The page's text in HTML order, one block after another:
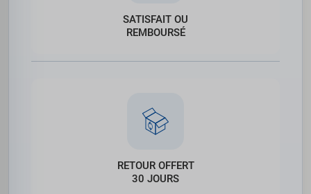
SATISFAIT OU
REMBOURSÉ
RETOUR OFFERT
30 JOURS